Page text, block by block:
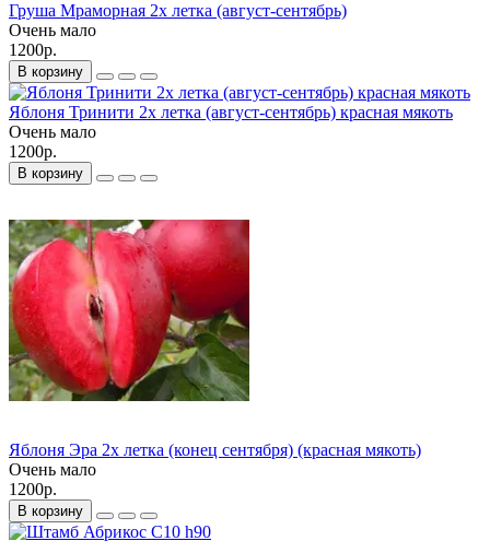
Груша Мраморная 2х летка (август-сентябрь)
Очень мало
1200р.
В корзину
Яблоня Тринити 2х летка (август-сентябрь) красная мякоть
Очень мало
1200р.
В корзину
Яблоня Эра 2х летка (конец сентября) (красная мякоть)
Очень мало
1200р.
В корзину